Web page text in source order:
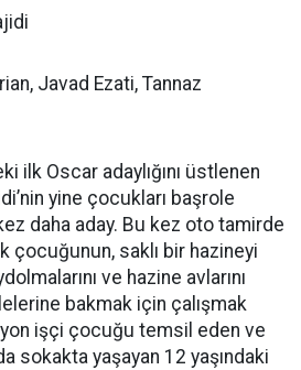
Javad Ezati, Tannaz
ilk Oscar adaylığını üstlenen
yine çocukları başrole
daha aday. Bu kez oto tamirde
çocuğunun, saklı bir hazineyi
ve hazine avlarını
bakmak için çalışmak
işçi çocuğu temsil eden ve
sokakta yaşayan 12 yaşındaki